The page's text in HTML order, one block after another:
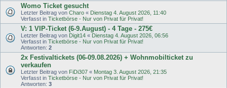
Womo Ticket gesucht
Letzter Beitrag von Charo « Dienstag 4. August 2026, 11:40
Verfasst in Ticketbörse - Nur von Privat für Privat!
V: 1 VIP-Ticket (6-9.August) - 4 Tage - 275€
Letzter Beitrag von Digit14 « Dienstag 4. August 2026, 06:56
Verfasst in Ticketbörse - Nur von Privat für Privat!
Antworten: 2
2x Festivaltickets (06-09.08.2026) + Wohnmobilticket zu
verkaufen
Letzter Beitrag von FiDi307 « Montag 3. August 2026, 21:35
Verfasst in Ticketbörse - Nur von Privat für Privat!
Antworten: 3